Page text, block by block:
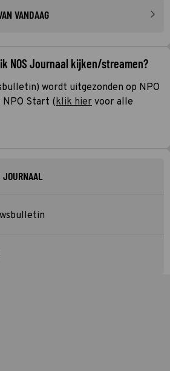
VANDAAG
NOS Journaal kijken/streamen?
wordt uitgezonden op NPO
NPO Start (klik hier voor alle
JOURNAAL